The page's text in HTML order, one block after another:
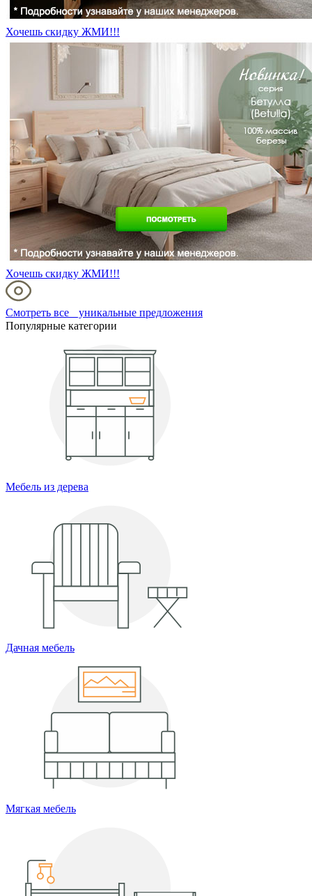
Хочешь скидку ЖМИ!!!
Хочешь скидку ЖМИ!!!
Смотреть все уникальные предложения
Популярные категории
Мебель из дерева
Дачная мебель
Мягкая мебель